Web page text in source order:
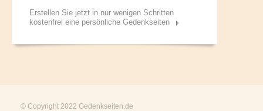
Erstellen Sie jetzt in nur wenigen Schritten
kostenfrei eine persönliche Gedenkseiten
© Copyright 2022 Gedenkseiten.de